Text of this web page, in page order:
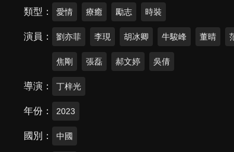
類型 愛情 療癒 勵志 時裝
演員 劉亦菲 李現 胡冰卿 牛駿峰 董晴
焦剛 張磊 郝文婷 吳倩
導演 丁梓光
年份 2023
國別 中國